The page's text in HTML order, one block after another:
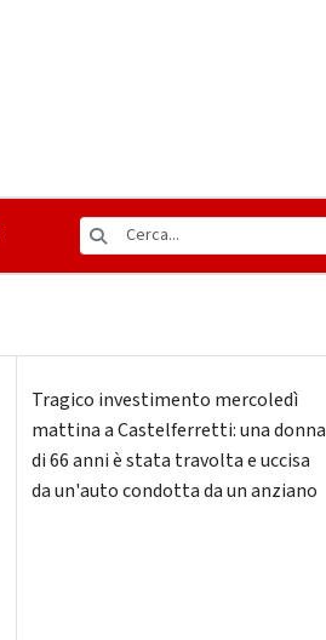
Tragico investimento mercoledì
mattina a Castelferretti: una donna
di 66 anni è stata travolta e uccisa
da un'auto condotta da un anziano